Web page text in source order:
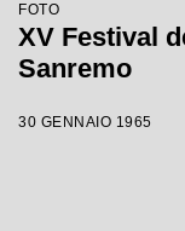
FOTO
XV Festival
Sanremo
30 GENNAIO 1965